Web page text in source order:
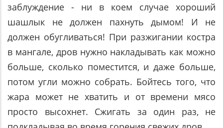
заблуждение - ни в коем случае хороший
шашлык не должен пахнуть дымом! И не
должен обугливаться! При разжигании костра
в мангале, дров нужно накладывать как можно
больше, сколько поместится, и даже больше,
потом угли можно собрать. Бойтесь того, что
жара может не хватить и от времени мясо
просто высохнет. Сжигать за один раз, не